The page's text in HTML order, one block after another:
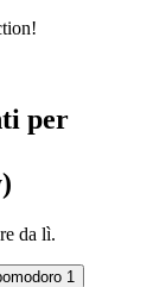
per
da lì.
1